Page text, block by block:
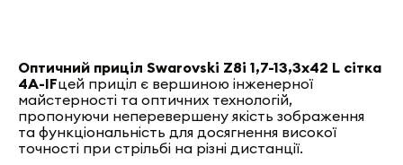
Оптичний приціл Swarovski Z8i 1,7-13,3x42 L сітка
4A-IFцей приціл є вершиною інженерної
майстерності та оптичних технологій,
пропонуючи неперевершену якість зображення
та функціональність для досягнення високої
точності при стрільбі на різні дистанції.